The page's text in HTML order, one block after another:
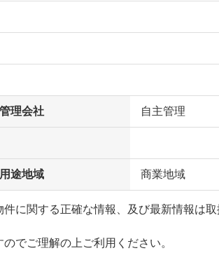
管理会社 自主管理
用途地域 商業地域
件に関する正確な情報、及び最新情報は
でご理解の上ご利用ください。